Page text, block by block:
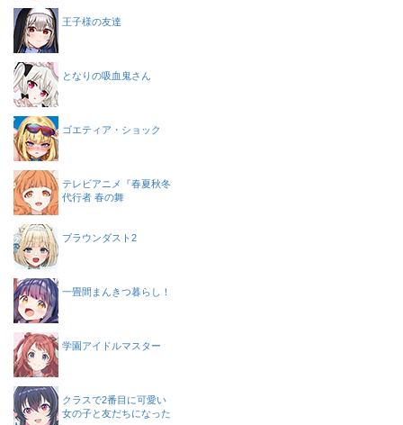
王子様の友達
となりの吸血鬼さん
ゴエティア・ショック
テレビアニメ『春夏秋冬
代行者 春の舞
ブラウンダスト2
一畳間まんきつ暮らし！
学園アイドルマスター
クラスで2番目に可愛い
女の子と友だちになった